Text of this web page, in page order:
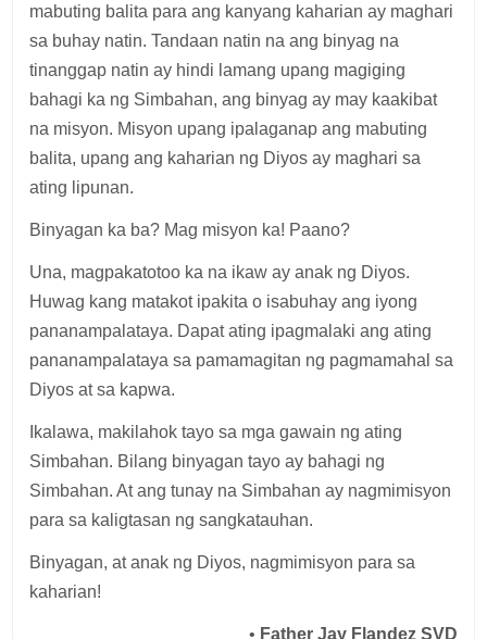
mabuting balita para ang kanyang kaharian ay maghari
sa buhay natin. Tandaan natin na ang binyag na
tinanggap natin ay hindi lamang upang magiging
bahagi ka ng Simbahan, ang binyag ay may kaakibat
na misyon. Misyon upang ipalaganap ang mabuting
balita, upang ang kaharian ng Diyos ay maghari sa
ating lipunan.
Binyagan ka ba? Mag misyon ka! Paano?
Una, magpakatotoo ka na ikaw ay anak ng Diyos.
Huwag kang matakot ipakita o isabuhay ang iyong
pananampalataya. Dapat ating ipagmalaki ang ating
pananampalataya sa pamamagitan ng pagmamahal sa
Diyos at sa kapwa.
Ikalawa, makilahok tayo sa mga gawain ng ating
Simbahan. Bilang binyagan tayo ay bahagi ng
Simbahan. At ang tunay na Simbahan ay nagmimisyon
para sa kaligtasan ng sangkatauhan.
Binyagan, at anak ng Diyos, nagmimisyon para sa
kaharian!
• Father Jay Flandez SVD